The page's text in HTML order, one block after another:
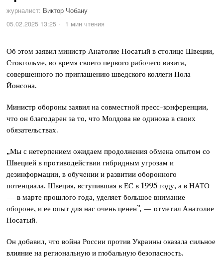
журналист: Виктор Чобану
05.02.2025 13:25
1 мин чтения
Об этом заявил министр Анатолие Носатый в столице Швеции,
Стокгольме, во время своего первого рабочего визита,
совершенного по приглашению шведского коллеги Пола
Йонсона.
Министр обороны заявил на совместной пресс-конференции,
что он благодарен за то, что Молдова не одинока в своих
обязательствах.
„Мы с нетерпением ожидаем продолжения обмена опытом со
Швецией в противодействии гибридным угрозам и
дезинформации, в обучении и развитии оборонного
потенциала. Швеция, вступившая в ЕС в 1995 году, а в НАТО
— в марте прошлого года, уделяет большое внимание
обороне, и ее опыт для нас очень ценен”, — отметил Анатолие
Носатый.
Он добавил, что война России против Украины оказала сильное
влияние на региональную и глобальную безопасность.